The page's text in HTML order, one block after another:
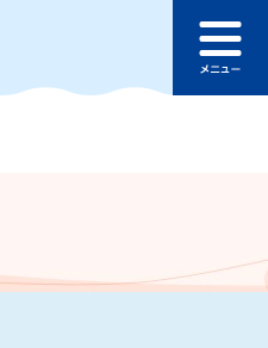
の本文へ
ュ